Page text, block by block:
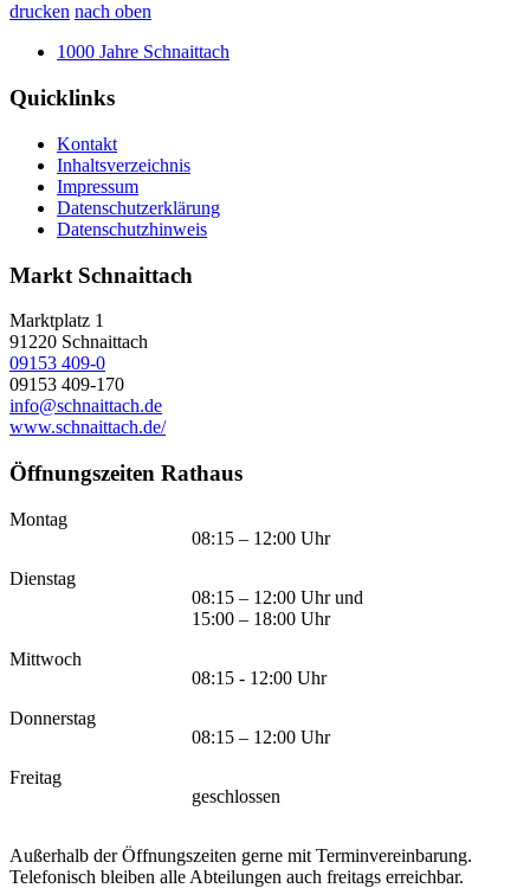
drucken nach oben
1000 Jahre Schnaittach
Quicklinks
Kontakt
Inhaltsverzeichnis
Impressum
Datenschutzerklärung
Datenschutzhinweis
Markt Schnaittach
Marktplatz 1
91220 Schnaittach
09153 409-0
09153 409-170
info@schnaittach.de
www.schnaittach.de/
Öffnungszeiten Rathaus
Montag
08:15 – 12:00 Uhr
Dienstag
08:15 – 12:00 Uhr und
15:00 – 18:00 Uhr
Mittwoch
08:15 - 12:00 Uhr
Donnerstag
08:15 – 12:00 Uhr
Freitag
geschlossen
Außerhalb der Öffnungszeiten gerne mit Terminvereinbarung.
Telefonisch bleiben alle Abteilungen auch freitags erreichbar.